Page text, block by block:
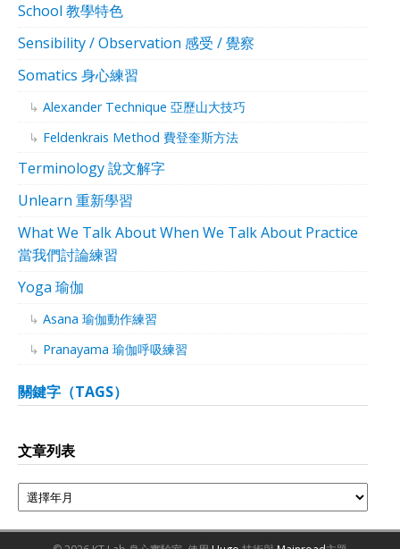
School 教學特色
Sensibility / Observation 感受 / 覺察
Somatics 身心練習
Alexander Technique 亞歷山大技巧
Feldenkrais Method 費登奎斯方法
Terminology 說文解字
Unlearn 重新學習
What We Talk About When We Talk About Practice
當我們討論練習
Yoga 瑜伽
Asana 瑜伽動作練習
Pranayama 瑜伽呼吸練習
關鍵字（TAGS）
文章列表